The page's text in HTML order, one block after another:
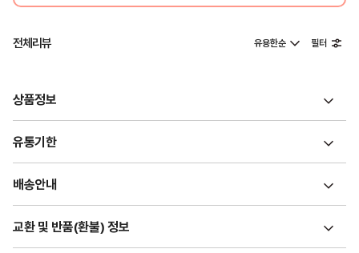
전체리뷰 유용한순 필터
상품정보
유통기한
배송안내
교환 및 반품(환불) 정보